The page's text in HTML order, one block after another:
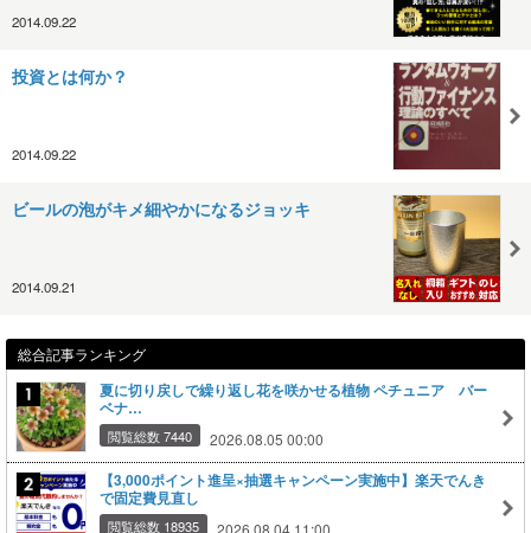
2014.09.22
投資とは何か？
2014.09.22
ビールの泡がキメ細やかになるジョッキ
2014.09.21
総合記事ランキング
夏に切り戻しで繰り返し花を咲かせる植物 ペチュニア バー
ベナ…
閲覧総数 7440 2026.08.05 00:00
【3,000ポイント進呈×抽選キャンペーン実施中】楽天でんき
で固定費見直し
閲覧総数 18935 2026.08.04 11:00